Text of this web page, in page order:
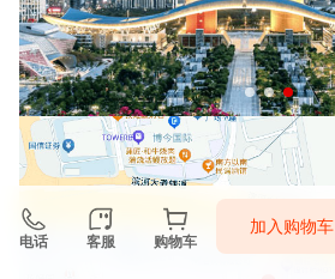
电话 客服 购物车
加入购物车